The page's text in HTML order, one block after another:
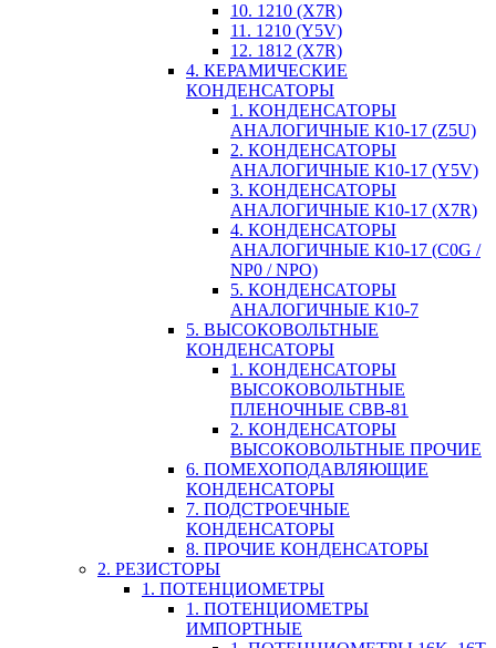
10. 1210 (X7R)
11. 1210 (Y5V)
12. 1812 (X7R)
4. КЕРАМИЧЕСКИЕ
КОНДЕНСАТОРЫ
1. КОНДЕНСАТОРЫ
АНАЛОГИЧНЫЕ К10-17 (Z5U)
2. КОНДЕНСАТОРЫ
АНАЛОГИЧНЫЕ К10-17 (Y5V)
3. КОНДЕНСАТОРЫ
АНАЛОГИЧНЫЕ К10-17 (X7R)
4. КОНДЕНСАТОРЫ
АНАЛОГИЧНЫЕ К10-17 (C0G /
NP0 / NPO)
5. КОНДЕНСАТОРЫ
АНАЛОГИЧНЫЕ К10-7
5. ВЫСОКОВОЛЬТНЫЕ
КОНДЕНСАТОРЫ
1. КОНДЕНСАТОРЫ
ВЫСОКОВОЛЬТНЫЕ
ПЛЕНОЧНЫЕ CBB-81
2. КОНДЕНСАТОРЫ
ВЫСОКОВОЛЬТНЫЕ ПРОЧИЕ
6. ПОМЕХОПОДАВЛЯЮЩИЕ
КОНДЕНСАТОРЫ
7. ПОДСТРОЕЧНЫЕ
КОНДЕНСАТОРЫ
8. ПРОЧИЕ КОНДЕНСАТОРЫ
2. РЕЗИСТОРЫ
1. ПОТЕНЦИОМЕТРЫ
1. ПОТЕНЦИОМЕТРЫ
ИМПОРТНЫЕ